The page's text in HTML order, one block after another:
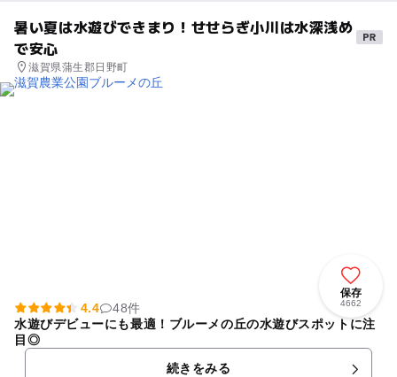
暑い夏は水遊びできまり！せせらぎ小川は水深浅め
で安心
滋賀県蒲生郡日野町
保存
4662
4.4
48件
水遊びデビューにも最適！ブルーメの丘の水遊びスポットに注
目◎
続きをみる